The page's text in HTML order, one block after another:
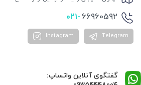
021- 66960592
Telegram
Instagram
گفتگوی آنلاین واتساپ: